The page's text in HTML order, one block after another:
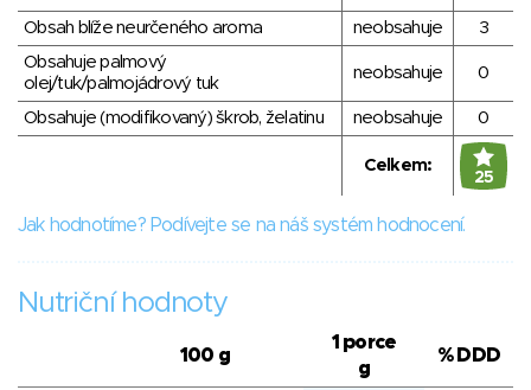
Obsah blíže neurčeného aroma neobsahuje
3
Obsahuje palmový
olej/tuk/palmojádrový tuk
neobsahuje 0
Obsahuje (modifikovaný) škrob, želatinu neobsahuje 0
Celkem:
25
Jak hodnotíme? Podívejte se na náš systém hodnocení.
Nutriční hodnoty
100 g
1 porce
g
% DDD